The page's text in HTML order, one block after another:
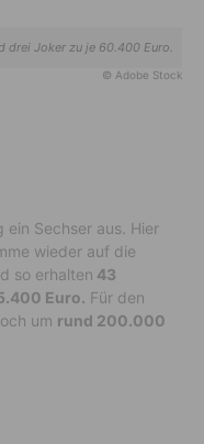
drei Joker zu je 60.400 Euro.
© Adobe Stock
ein Sechser aus. Hier
wieder auf die
so erhalten 43
Euro. Für den
um rund 200.000